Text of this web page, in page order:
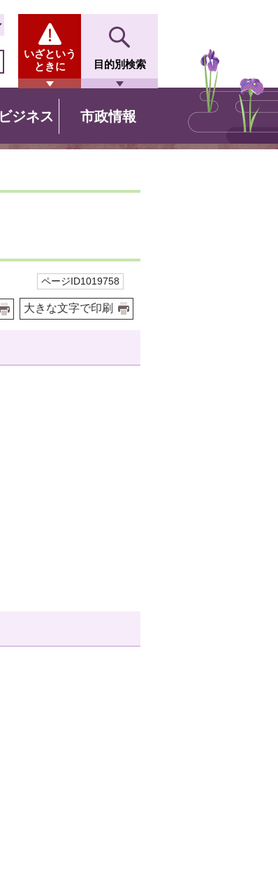
いざという
ときに
目的別検索
ジネス 市政情報
ページID1019758
大きな文字で印刷